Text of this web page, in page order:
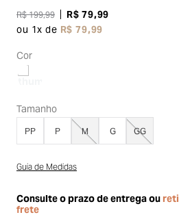
R$199,99 R$79,99
ou 1x de R$79,99
Cor
Tamanho
PP P M G GG
Guia de Medidas